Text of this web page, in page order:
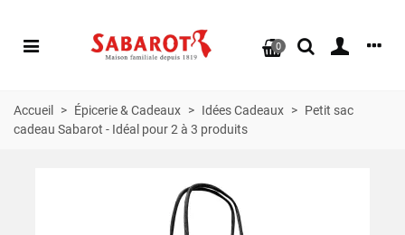
0
Accueil > Épicerie & Cadeaux > Idées Cadeaux > Petit sac
cadeau Sabarot - Idéal pour 2 à 3 produits